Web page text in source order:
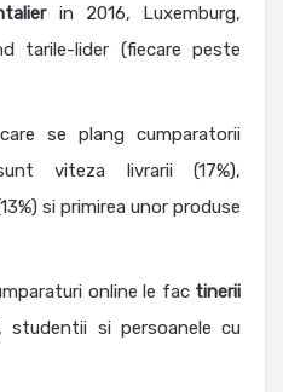
in 2016, Luxemburg,
tarile-lider (fiecare peste
se plang cumparatorii
viteza livrarii (17%),
si primirea unor produse
online le fac tinerii
, studentii si persoanele cu